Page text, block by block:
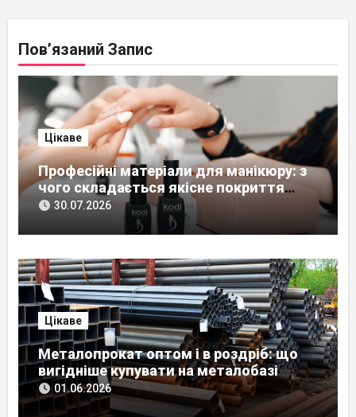
Пов’язаний Запис
Цікаве
Професійні матеріали для манікюру: з
чого складається якісне покриття
нігтів
30.07.2026
Цікаве
Металопрокат оптом і в роздріб: що
вигідніше купувати на металобазі
01.06.2026